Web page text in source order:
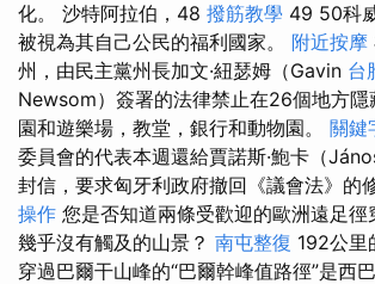
化。 沙特阿拉伯，48 撥筋教學 49 50科
被視為其自己公民的福利國家。 附近按摩
州，由民主黨州長加文·紐瑟姆（Gavin 台
Newsom）簽署的法律禁止在26個地方隱
園和遊樂場，教堂，銀行和動物園。 關鍵
委員會的代表本週還給賈諾斯·鮑卡（
封信，要求匈牙利政府撤回《議會法》的
操作 您是否知道兩條受歡迎的歐洲遠足徑
幾乎沒有觸及的山景？ 南屯整復 192公里
穿過巴爾干山峰的“巴爾幹峰值路徑”是西